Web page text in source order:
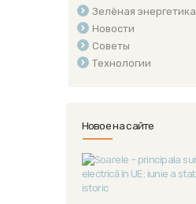
Зелёная энергетика
Новости
Советы
Технологии
Новое на сайте